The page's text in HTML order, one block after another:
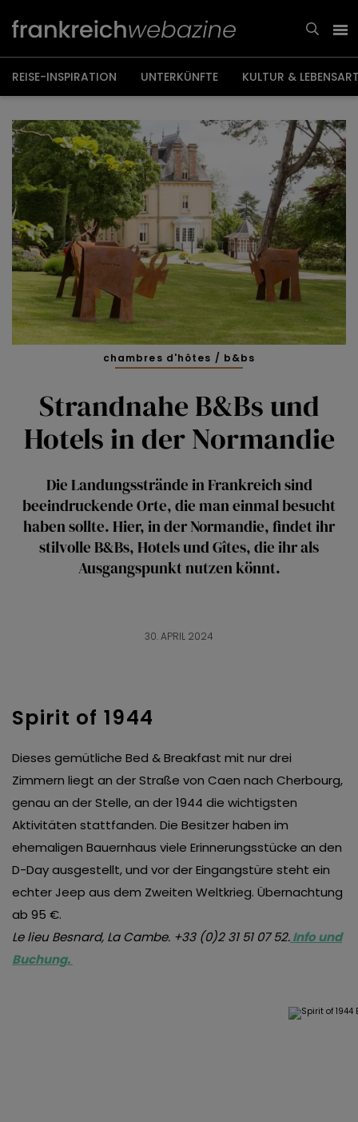
Inhalt
REISE-INSPIRATION UNTERKÜNFTE KULTUR &
chambres d'hôtes / b&bs
Strandnahe B&Bs und
Hotels in der Normandie
Die Landungsstrände in Frankreich sind
beeindruckende Orte, die man einmal besucht
haben sollte. Hier, in der Normandie, findet ihr
stilvolle B&Bs, Hotels und Gîtes, die ihr als
Ausgangspunkt nutzen könnt.
30. APRIL 2024
Spirit of 1944
Dieses gemütliche Bed & Breakfast mit nur drei
Zimmern liegt an der Straße von Caen nach Cherbourg,
genau an der Stelle, an der 1944 die wichtigsten
Aktivitäten stattfanden. Die Besitzer haben im
ehemaligen Bauernhaus viele Erinnerungsstücke an den
D-Day ausgestellt, und vor der Eingangstüre steht ein
echter Jeep aus dem Zweiten Weltkrieg. Übernachtung
ab 95 €.
Le lieu Besnard, La Cambe. +33 (0)2 31 51 07 52.Info und
Buchung.